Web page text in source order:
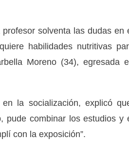
solventa las dudas en
habilidades nutritivas
Moreno (34), egresada
la socialización, explicó
pude combinar los estudios y
con la exposición”.